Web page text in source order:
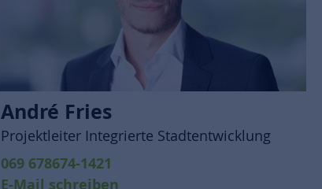
André Fries
Projektleiter Integrierte Stadtentwicklung
069 678674-1421
E-Mail schreiben